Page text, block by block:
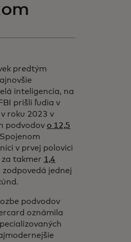
predtým
inteligencia, na
prišli ľudia v
roku 2023 v
podvodov o 12,5
a new tab
v prvej polovici
takmer 1,4
zodpovedá jednej
podvodov
oznámila